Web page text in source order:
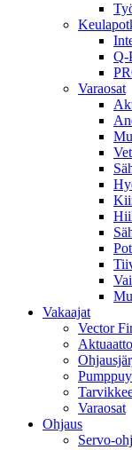
Varaosat
Vakaajat
Vector
Varaosat
Ohjaus
Servo-